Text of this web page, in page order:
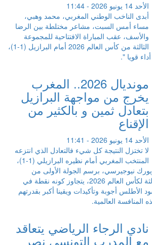
الأحد 14 يونيو 2026 - 11:44
أبدى الناخب الوطني المغربي، محمد وهبي،
مساء أمس السبت، مشاعر مختلطة بين الرضا
والأسف، عقب المباراة الافتتاحية للمجموعة
الثالثة من كأس العالم 2026 أمام البرازيل (1-1)،
قويا ".
مونديال 2026.. المغرب
يخرج من مواجهة البرازيل
بتعادل ثمين و بالكثير من
الإقناع
الأحد 14 يونيو 2026 - 11:41
لا تختزل النتيجة كل شيء فالتعادل الذي انتزعه
المنتخب المغربي أمام نظيره البرازيلي (1-1)،
نيوجيرسي، برسم الجولة الأولى من
منافسات المجموعة الثالثة لكأس العالم 2026، يتجاوز كونه نقطة في
الأطلس أجوبة وتأكيدات ويقينا أكبر بقدرتهم
المنافسة العالمية.
نادي الرجاء الرياضي يتعاقد
مع المدرب التونسي نصر